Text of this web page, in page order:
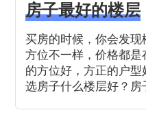
房子最好的楼层
买房的时候，你会发现
方位不一样，价格都
的方位好，方正的户
选房子什么楼层好？房